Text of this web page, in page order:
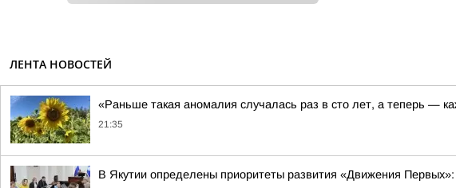
ЛЕНТА НОВОСТЕЙ
«Раньше такая аномалия случалась раз в сто лет, а теперь —
21:35
В Якутии определены приоритеты развития «Движения